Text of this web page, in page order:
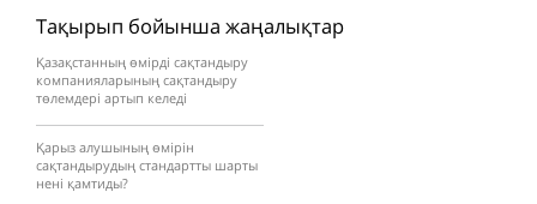
Тақырып бойынша жаңалықтар
Қазақстанның өмірді сақтандыру
компанияларының сақтандыру
төлемдері артып келеді
Қарыз алушының өмірін
сақтандырудың стандартты шарты
нені қамтиды?